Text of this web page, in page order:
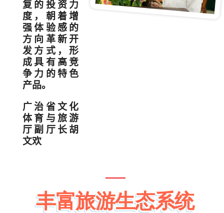
复的投资力
度，朝着增
强体验感的
方向革新开
发方式，形
成具有高竞
争力的特色
产品。
广治省文化
体育与旅游
厅副厅长胡
文欢
丰富旅游生态系统